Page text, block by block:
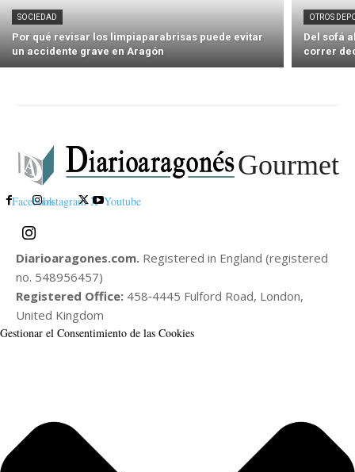
SOCIEDAD
Por qué revisar los limpiaparabrisas puede evitar
un accidente grave en Aragón
OTROS
Del sofá
correr
Gourmet
FacebookInstagram X Youtube
Diarioaragones.com. Registered in England (registered
no. 548956457)
Registered Office: 458‑4445 Fulford Road, London,
United Kingdom
Gestionar el Consentimiento de las Cookies